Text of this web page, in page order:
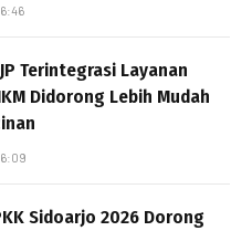
Terintegrasi Layanan
Didorong Lebih Mudah
Sidoarjo 2026 Dorong